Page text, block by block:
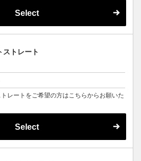
Select
ストレート
レートをご希望の方はこちらからお願いた
Select